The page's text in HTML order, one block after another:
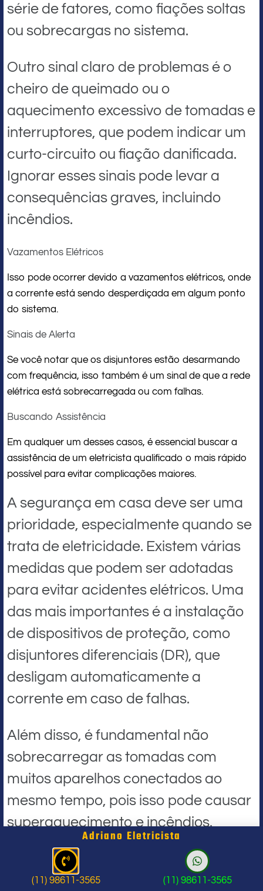
série de fatores, como fiações soltas
ou sobrecargas no sistema.
Outro sinal claro de problemas é o
cheiro de queimado ou o
aquecimento excessivo de tomadas e
interruptores, que podem indicar um
curto-circuito ou fiação danificada.
Ignorar esses sinais pode levar a
consequências graves, incluindo
incêndios.
Vazamentos Elétricos
Isso pode ocorrer devido a vazamentos elétricos, onde
a corrente está sendo desperdiçada em algum ponto
do sistema.
Sinais de Alerta
Se você notar que os disjuntores estão desarmando
com frequência, isso também é um sinal de que a rede
elétrica está sobrecarregada ou com falhas.
Buscando Assistência
Em qualquer um desses casos, é essencial buscar a
assistência de um eletricista qualificado o mais rápido
possível para evitar complicações maiores.
A segurança em casa deve ser uma
prioridade, especialmente quando se
trata de eletricidade. Existem várias
medidas que podem ser adotadas
para evitar acidentes elétricos. Uma
das mais importantes é a instalação
de dispositivos de proteção, como
disjuntores diferenciais (DR), que
desligam automaticamente a
corrente em caso de falhas.
Além disso, é fundamental não
sobrecarregar as tomadas com
muitos aparelhos conectados ao
mesmo tempo, pois isso pode causar
superaquecimento e incêndios.
Outra prática recomendada é manter os fios e cabos
elétricos em bom estado. Fios expostos ou danificados
devem ser substituídos imediatamente, pois
Adriano Eletricista
(11) 98611-3565 (11) 98611-3565